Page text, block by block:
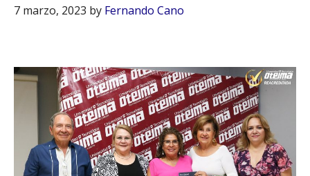
7 marzo, 2023 by Fernando Cano